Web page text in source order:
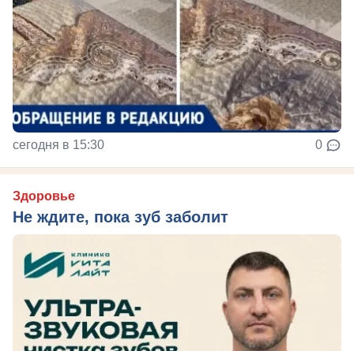
сегодня в 15:30 0
Здоровье
Не ждите, пока зуб заболит